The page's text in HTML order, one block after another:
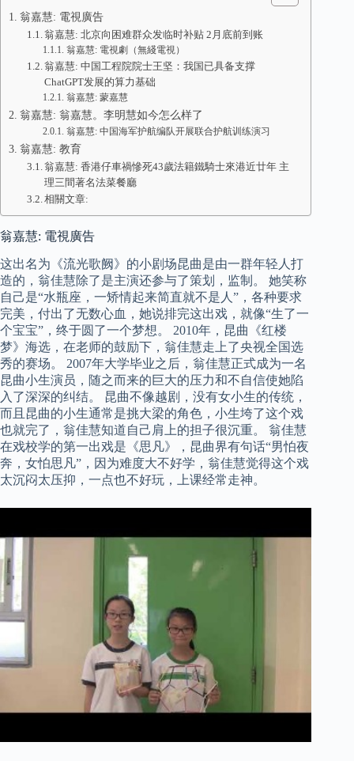
翁嘉慧: 電視廣告
翁嘉慧: 北京向困难群众发临时补贴 2月底前到账
翁嘉慧: 電視劇（無綫電視）
翁嘉慧: 中国工程院院士王坚：我国已具备支撑
ChatGPT发展的算力基础
翁嘉慧: 蒙嘉慧
翁嘉慧: 翁嘉慧。李明慧如今怎么样了
翁嘉慧: 中国海军护航编队开展联合护航训练演习
翁嘉慧: 教育
翁嘉慧: 香港仔車禍慘死43歲法籍鐵騎士來港近廿年 主
理三間著名法菜餐廳
相關文章:
翁嘉慧: 電視廣告
这出名为《流光歌阙》的小剧场昆曲是由一群年轻人打
造的，翁佳慧除了是主演还参与了策划，监制。 她笑称
自己是“水瓶座，一矫情起来简直就不是人”，各种要求
完美，付出了无数心血，她说排完这出戏，就像“生了一
个宝宝”，终于圆了一个梦想。 2010年，昆曲《红楼
梦》海选，在老师的鼓励下，翁佳慧走上了央视全国选
秀的赛场。 2007年大学毕业之后，翁佳慧正式成为一名
昆曲小生演员，随之而来的巨大的压力和不自信使她陷
入了深深的纠结。 昆曲不像越剧，没有女小生的传统，
而且昆曲的小生通常是挑大梁的角色，小生垮了这个戏
也就完了，翁佳慧知道自己肩上的担子很沉重。 翁佳慧
在戏校学的第一出戏是《思凡》，昆曲界有句话“男怕夜
奔，女怕思凡”，因为难度大不好学，翁佳慧觉得这个戏
太沉闷太压抑，一点也不好玩，上课经常走神。